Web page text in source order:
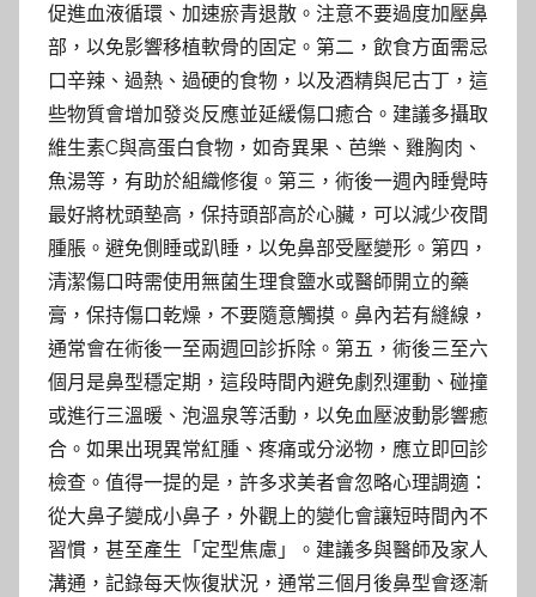
促進血液循環、加速瘀青退散。注意不要過度加壓鼻
部，以免影響移植軟骨的固定。第二，飲食方面需忌
口辛辣、過熱、過硬的食物，以及酒精與尼古丁，這
些物質會增加發炎反應並延緩傷口癒合。建議多攝取
維生素C與高蛋白食物，如奇異果、芭樂、雞胸肉、
魚湯等，有助於組織修復。第三，術後一週內睡覺時
最好將枕頭墊高，保持頭部高於心臟，可以減少夜間
腫脹。避免側睡或趴睡，以免鼻部受壓變形。第四，
清潔傷口時需使用無菌生理食鹽水或醫師開立的藥
膏，保持傷口乾燥，不要隨意觸摸。鼻內若有縫線，
通常會在術後一至兩週回診拆除。第五，術後三至六
個月是鼻型穩定期，這段時間內避免劇烈運動、碰撞
或進行三溫暖、泡溫泉等活動，以免血壓波動影響癒
合。如果出現異常紅腫、疼痛或分泌物，應立即回診
檢查。值得一提的是，許多求美者會忽略心理調適：
從大鼻子變成小鼻子，外觀上的變化會讓短時間內不
習慣，甚至產生「定型焦慮」。建議多與醫師及家人
溝通，記錄每天恢復狀況，通常三個月後鼻型會逐漸